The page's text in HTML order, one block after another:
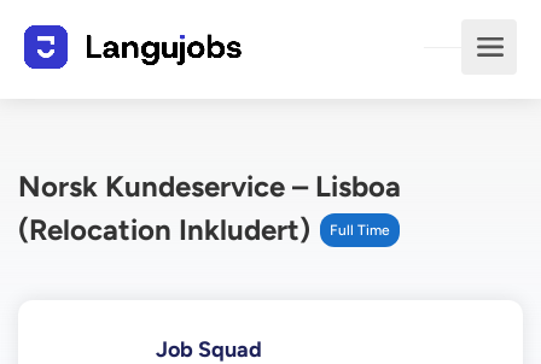
Norsk Kundeservice – Lisboa
(Relocation Inkludert)
Full Time
Job Squad